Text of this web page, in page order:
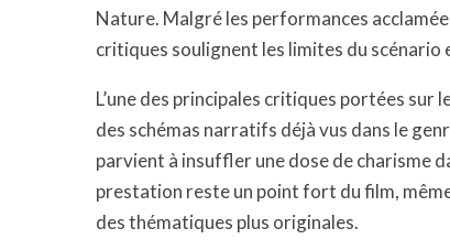
Nature. Malgré les performances
critiques soulignent les limites du scénario
L’une des principales critiques portées sur
des schémas narratifs déjà vus dans le
parvient à insuffler une dose de charisme
prestation reste un point fort du film,
des thématiques plus originales.